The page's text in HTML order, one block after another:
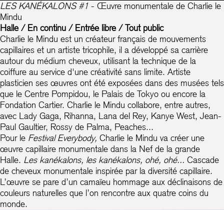
LES KANÉKALONS #1 - Œuvre monumentale de Charlie le
Mindu
Halle / En continu / Entrée libre / Tout public
Charlie le Mindu est un créateur français de mouvements
capillaires et un artiste tricophile, il a développé sa carrière
autour du médium cheveux, utilisant la technique de la
coiffure au service d'une créativité sans limite. Artiste
plasticien ses œuvres ont été exposées dans des musées tels
que le Centre Pompidou, le Palais de Tokyo ou encore la
Fondation Cartier. Charlie le Mindu collabore, entre autres,
avec Lady Gaga, Rihanna, Lana del Rey, Kanye West, Jean-
Paul Gaultier, Rossy de Palma, Peaches...
Pour le Festival Everybody, Charlie le Mindu va créer une
œuvre capillaire monumentale dans la Nef de la grande
Halle. Les kanékalons, les kanékalons, ohé, ohé... Cascade
de cheveux monumentale inspirée par la diversité capillaire.
L’œuvre se pare d’un camaïeu hommage aux déclinaisons de
couleurs naturelles que l’on rencontre aux quatre coins du
monde.